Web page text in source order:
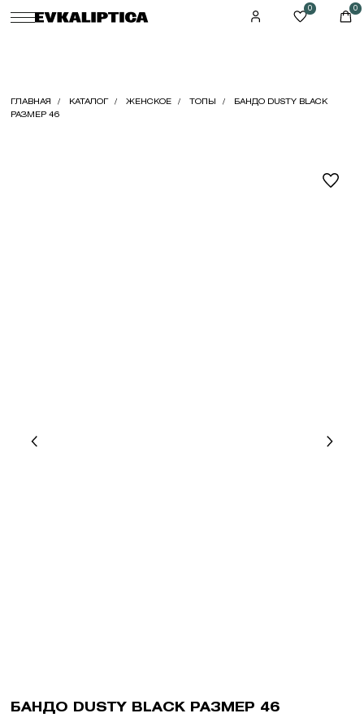
0 0
ГЛАВНАЯ КАТАЛОГ ЖЕНСКОЕ ТОПЫ
БАНДО DUSTY BLACK
РАЗМЕР 46
БАНДО DUSTY BLACK РАЗМЕР 46